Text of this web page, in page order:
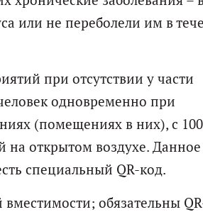
или не переболели им в
при отсутствии у части
одновременно при
(помещениях в них), с
открытом воздухе. Данное
специальный QR-код.
вместимости; обязательны